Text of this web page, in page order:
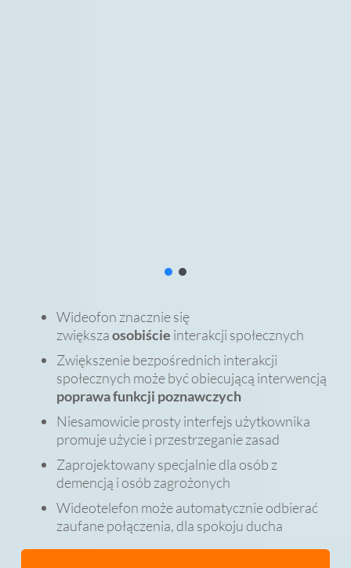
Wideofon znacznie się
zwiększaosobiście interakcji społecznych
Zwiększenie bezpośrednich interakcji
społecznych może być obiecującą interwencją
poprawa funkcji poznawczych
Niesamowicie prosty interfejs użytkownika
promuje użycie i przestrzeganie zasad
Zaprojektowany specjalnie dla osób z
demencją i osób zagrożonych
Wideotelefon może automatycznie odbierać
zaufane połączenia, dla spokoju ducha